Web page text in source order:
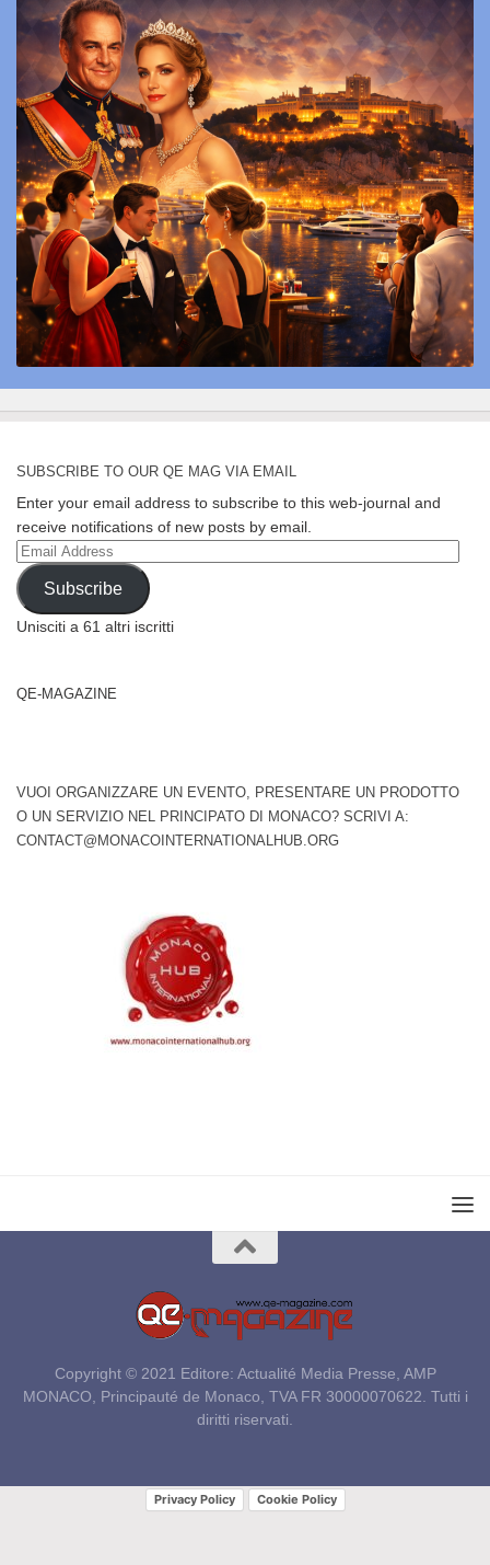
SUBSCRIBE TO OUR QE MAG VIA EMAIL
Enter your email address to subscribe to this web-journal and
receive notifications of new posts by email.
Email
Address
Subscribe
Unisciti a 61 altri iscritti
QE-MAGAZINE
VUOI ORGANIZZARE UN EVENTO, PRESENTARE UN PRODOTTO
O UN SERVIZIO NEL PRINCIPATO DI MONACO? SCRIVI A:
CONTACT@MONACOINTERNATIONALHUB.ORG
Copyright © 2021 Editore: Actualité Media Presse, AMP
MONACO, Principauté de Monaco, TVA FR 30000070622. Tutti i
diritti riservati.
Privacy Policy Cookie Policy